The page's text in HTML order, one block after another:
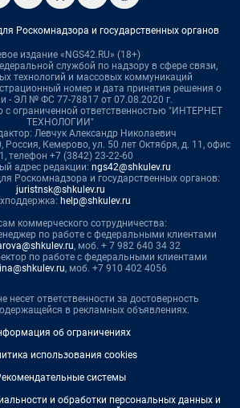
Роскомнадзора и государственных органов
издание «NGS42.RU» (18+)
службой по надзору в сфере связи,
технологий и массовых коммуникаций
номер и дата принятия решения о
- ЭЛ № ФС 77-78817 от 07.08.2020 г.
с ограниченной ответственностью "ИНТЕРНЕТ
ТЕХНОЛОГИИ"
Левчук Александр Николаевич
Россия, Кемерово, ул. 50 лет Октября, д. 11, офис
телефон +7 (3842) 23-22-60
адрес редакции: ngs42@shkulev.ru
Роскомнадзора и государственных органов:
juristnsk@shkulev.ru
help@shkulev.ru
коммерческого сотрудничества:
по работе с федеральными клиентами
, моб. + 7 982 640 34 32
по работе с федеральными клиентами
, моб. +7 910 402 4056
несет ответственности за достоверность
в рекламных объявлениях.
об ограничениях
использования cookies
системы
и обработки персональных данных и